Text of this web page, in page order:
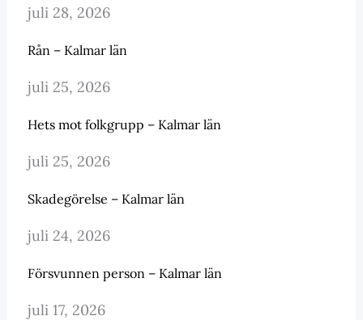
juli 28, 2026
Rån – Kalmar län
juli 25, 2026
Hets mot folkgrupp – Kalmar län
juli 25, 2026
Skadegörelse – Kalmar län
juli 24, 2026
Försvunnen person – Kalmar län
juli 17, 2026